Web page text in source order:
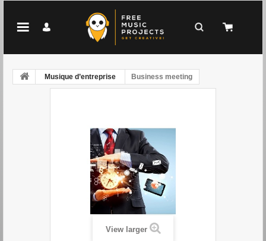
Musique d’entreprise Business meeting
View larger